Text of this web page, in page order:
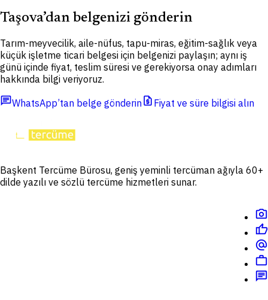
Taşova’dan belgenizi gönderin
Tarım-meyvecilik, aile-nüfus, tapu-miras, eğitim-sağlık veya
küçük işletme ticari belgesi için belgenizi paylaşın; aynı iş
günü içinde fiyat, teslim süresi ve gerekiyorsa onay adımları
hakkında bilgi veriyoruz.
chatWhatsApp’tan belge gönderinrequest_quote Fiyat ve süre bilgisi alın
Başkent Tercüme Bürosu, geniş yeminli tercüman ağıyla 60+
dilde yazılı ve sözlü tercüme hizmetleri sunar.
photo_camera
thumb_up
alternate_email
work
chat